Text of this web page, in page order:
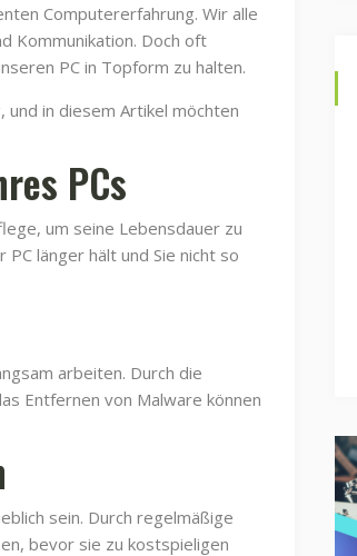
Computererfahrung. Wir alle
Kommunikation. Doch oft
PC in Topform zu halten.
in diesem Artikel möchten
PCs
um seine Lebensdauer zu
länger hält und Sie nicht so
arbeiten. Durch die
Entfernen von Malware können
sein. Durch regelmäßige
bevor sie zu kostspieligen